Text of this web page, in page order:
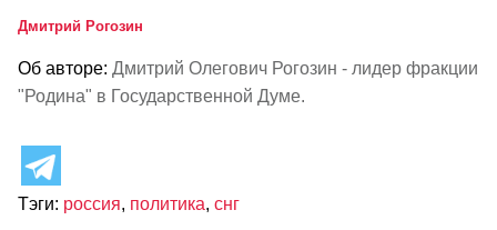
Дмитрий Рогозин
Об авторе: Дмитрий Олегович Рогозин - лидер фракции
"Родина" в Государственной Думе.
Тэги: россия, политика, снг